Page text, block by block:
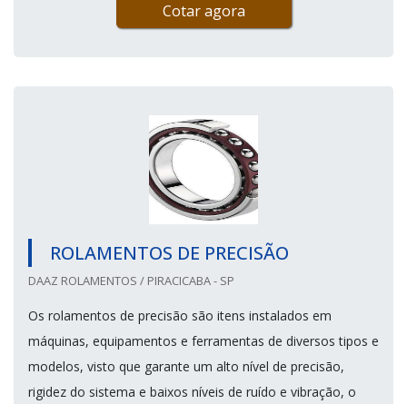
Cotar agora
ROLAMENTOS DE PRECISÃO
DAAZ ROLAMENTOS / PIRACICABA - SP
Os rolamentos de precisão são itens instalados em
máquinas, equipamentos e ferramentas de diversos tipos e
modelos, visto que garante um alto nível de precisão,
rigidez do sistema e baixos níveis de ruído e vibração, o